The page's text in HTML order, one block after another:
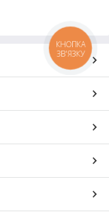
КНОПКА
ЗВ'ЯЗКУ